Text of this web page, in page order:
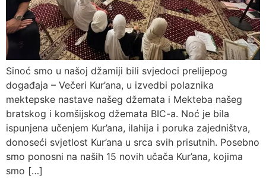
Sinoć smo u našoj džamiji bili svjedoci prelijepog
događaja – Večeri Kur’ana, u izvedbi polaznika
mektepske nastave našeg džemata i Mekteba našeg
bratskog i komšijskog džemata BIC-a. Noć je bila
ispunjena učenjem Kur’ana, ilahija i poruka zajedništva,
donoseći svjetlost Kur’ana u srca svih prisutnih. Posebno
smo ponosni na naših 15 novih učača Kur’ana, kojima
smo […]